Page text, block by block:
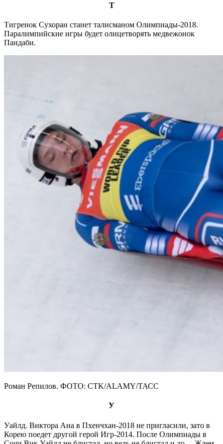
Т
Тигренок Сухоран станет талисманом Олимпиады-2018.
Паралимпийские игры будет олицетворять медвежонок
Пандаби.
Роман Репилов. ФОТО: CTK/ALAMY/ТАСС
У
Уайлд. Виктора Ана в Пхенчхан-2018 не пригласили, зато в
Корею поедет другой герой Игр-2014. После Олимпиады в